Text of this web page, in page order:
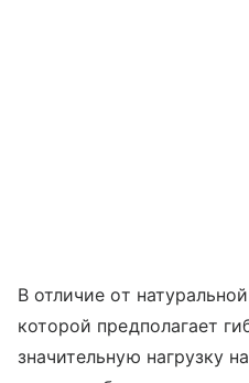
В отличие от
которой предполагает
значительную нагрузку